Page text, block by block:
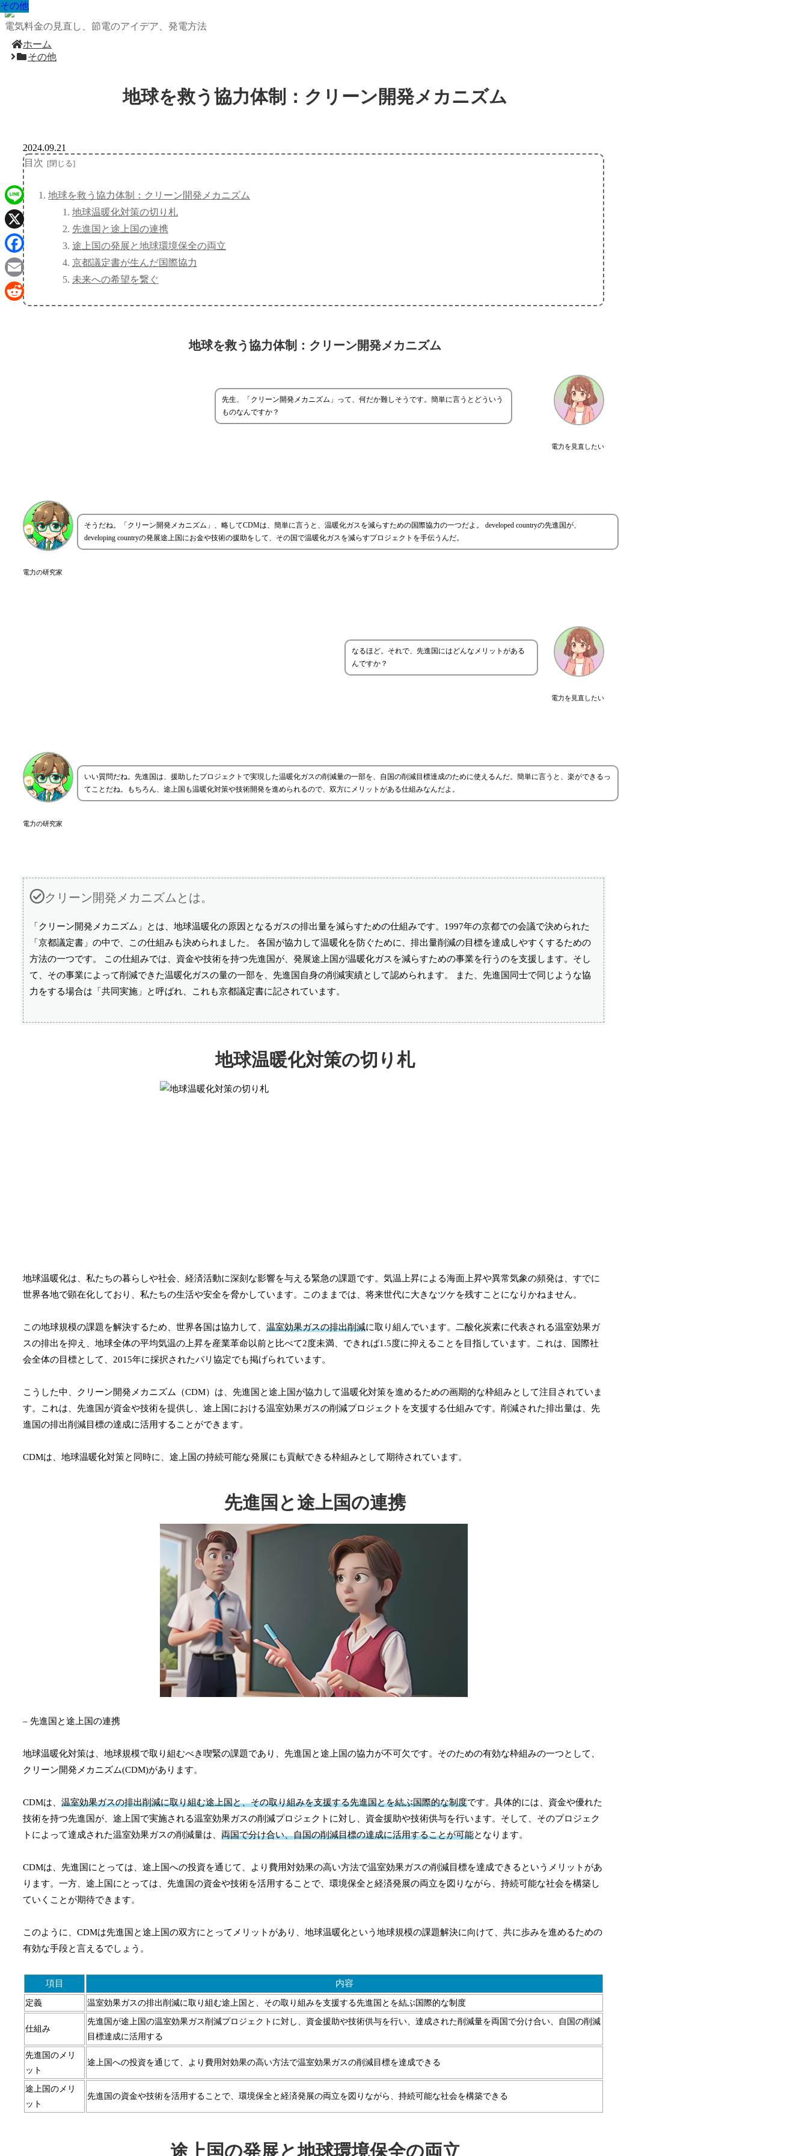
電気料金の見直し、節電のアイデア、発電方法
ホーム
その他
地球を救う協力体制：クリーン開発メカニズム
その他
2024.09.21
目次
地球を救う協力体制：クリーン開発メカニズム
地球温暖化対策の切り札
先進国と途上国の連携
途上国の発展と地球環境保全の両立
京都議定書が生んだ国際協力
未来への希望を繋ぐ
地球を救う協力体制：クリーン開発メカニズム
電力を見直したい
先生、「クリーン開発メカニズム」って、何だか難しそうです。簡単に言うとどういう
ものなんですか？
電力の研究家
そうだね。「クリーン開発メカニズム」、略してCDMは、簡単に言うと、温暖化ガスを減らすための国際協力の一つだよ。 developed countryの先進国が、
developing countryの発展途上国にお金や技術の援助をして、その国で温暖化ガスを減らすプロジェクトを手伝うんだ。
電力を見直したい
なるほど。それで、先進国にはどんなメリットがある
んですか？
電力の研究家
いい質問だね。先進国は、援助したプロジェクトで実現した温暖化ガスの削減量の一部を、自国の削減目標達成のために使えるんだ。簡単に言うと、楽ができるっ
てことだね。もちろん、途上国も温暖化対策や技術開発を進められるので、双方にメリットがある仕組みなんだよ。
クリーン開発メカニズムとは。
「クリーン開発メカニズム」とは、地球温暖化の原因となるガスの排出量を減らすための仕組みです。1997年の京都での会議で決められた
「京都議定書」の中で、この仕組みも決められました。 各国が協力して温暖化を防ぐために、排出量削減の目標を達成しやすくするための
方法の一つです。 この仕組みでは、資金や技術を持つ先進国が、発展途上国が温暖化ガスを減らすための事業を行うのを支援します。そし
て、その事業によって削減できた温暖化ガスの量の一部を、先進国自身の削減実績として認められます。 また、先進国同士で同じような協
力をする場合は「共同実施」と呼ばれ、これも京都議定書に記されています。
地球温暖化対策の切り札
地球温暖化は、私たちの暮らしや社会、経済活動に深刻な影響を与える緊急の課題です。気温上昇による海面上昇や異常気象の頻発は、すでに
世界各地で顕在化しており、私たちの生活や安全を脅かしています。このままでは、将来世代に大きなツケを残すことになりかねません。
この地球規模の課題を解決するため、世界各国は協力して、 温室効果ガスの排出削減に取り組んでいます。二酸化炭素に代表される温室効果ガ
スの排出を抑え、地球全体の平均気温の上昇を産業革命以前と比べて2度未満、できれば1.5度に抑えることを目指しています。これは、国際社
会全体の目標として、2015年に採択されたパリ協定でも掲げられています。
こうした中、クリーン開発メカニズム（CDM）は、先進国と途上国が協力して温暖化対策を進めるための画期的な枠組みとして注目されていま
す。これは、先進国が資金や技術を提供し、途上国における温室効果ガスの削減プロジェクトを支援する仕組みです。削減された排出量は、先
進国の排出削減目標の達成に活用することができます。
CDMは、地球温暖化対策と同時に、途上国の持続可能な発展にも貢献できる枠組みとして期待されています。
先進国と途上国の連携
– 先進国と途上国の連携
地球温暖化対策は、地球規模で取り組むべき喫緊の課題であり、先進国と途上国の協力が不可欠です。そのための有効な枠組みの一つとして、
クリーン開発メカニズム(CDM)があります。
CDMは、 温室効果ガスの排出削減に取り組む途上国と、その取り組みを支援する先進国とを結ぶ国際的な制度です。具体的には、資金や優れた
技術を持つ先進国が、途上国で実施される温室効果ガスの削減プロジェクトに対し、資金援助や技術供与を行います。そして、そのプロジェク
トによって達成された温室効果ガスの削減量は、 両国で分け合い、自国の削減目標の達成に活用することが可能となります。
CDMは、先進国にとっては、途上国への投資を通じて、より費用対効果の高い方法で温室効果ガスの削減目標を達成できるというメリットがあ
ります。一方、途上国にとっては、先進国の資金や技術を活用することで、環境保全と経済発展の両立を図りながら、持続可能な社会を構築し
ていくことが期待できます。
このように、CDMは先進国と途上国の双方にとってメリットがあり、地球温暖化という地球規模の課題解決に向けて、共に歩みを進めるための
有効な手段と言えるでしょう。
項目 内容
定義 温室効果ガスの排出削減に取り組む途上国と、その取り組みを支援する先進国とを結ぶ国際的な制度
仕組み
先進国が途上国の温室効果ガス削減プロジェクトに対し、資金援助や技術供与を行い、達成された削減量を両国で分け合い、自国の削減
目標達成に活用する
先進国のメリ
ット
途上国への投資を通じて、より費用対効果の高い方法で温室効果ガスの削減目標を達成できる
途上国のメリ
ット
先進国の資金や技術を活用することで、環境保全と経済発展の両立を図りながら、持続可能な社会を構築できる
途上国の発展と地球環境保全の両立
その他
その他
その他
その他
その他
その他
その他
その他
Line
X
Facebook
Email